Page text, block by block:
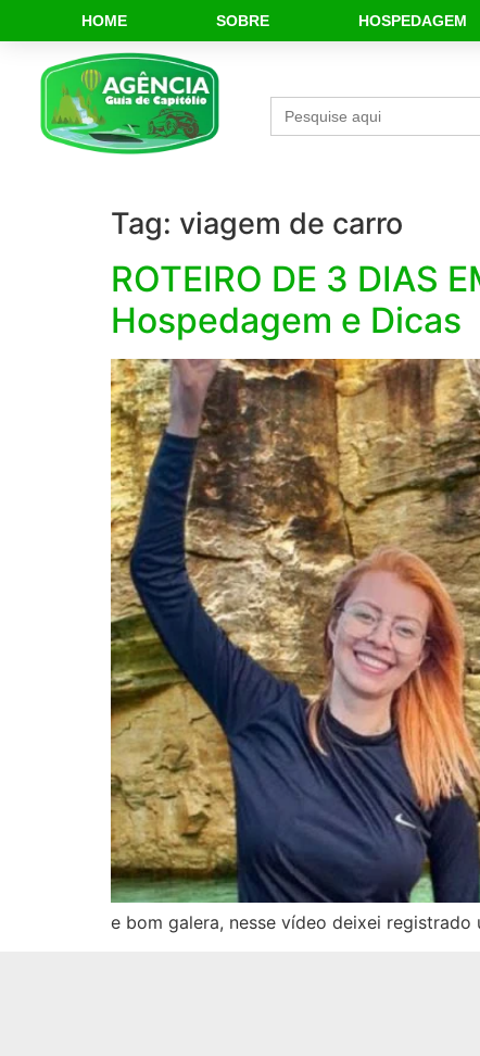
HOME SOBRE HOSPEDAGEM
Search
for:
Tag: viagem de carro
ROTEIRO DE 3 DIAS
Hospedagem e Dicas
e bom galera, nesse vídeo deixei